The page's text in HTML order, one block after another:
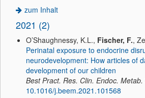
zum Inhalt
2021 (2)
O’Shaughnessy, K.L., Fischer, F.,
Perinatal exposure to endocrine
neurodevelopment: How articles of
development of our children
Best Pract. Res. Clin. Endoc. Metab.
10.1016/j.beem.2021.101568